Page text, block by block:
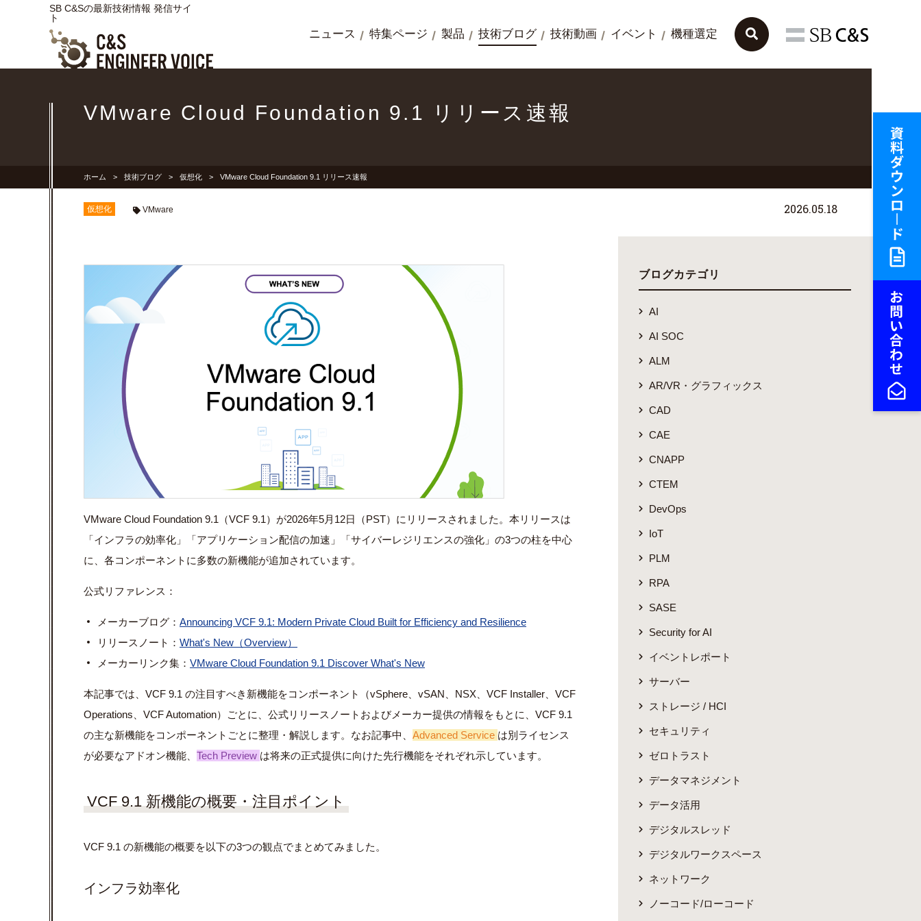
SB C&Sの最新技術情報 発信サイ
ト
ニュース 特集ページ 製品 技術ブログ 技術動画 イベント 機種選定
VMware Cloud Foundation 9.1 リリース速報
ホーム 技術ブログ 仮想化 VMware Cloud Foundation 9.1 リリース速報
仮想化 VMware 2026.05.18
VMware Cloud Foundation 9.1（VCF 9.1）が2026年5月12日（PST）にリリースされました。本リリースは
「インフラの効率化」「アプリケーション配信の加速」「サイバーレジリエンスの強化」の3つの柱を中心
に、各コンポーネントに多数の新機能が追加されています。
公式リファレンス：
メーカーブログ： Announcing VCF 9.1: Modern Private Cloud Built for Efficiency and Resilience
リリースノート： What's New（Overview）
メーカーリンク集： VMware Cloud Foundation 9.1 Discover What's New
本記事では、VCF 9.1 の注目すべき新機能をコンポーネント（vSphere、vSAN、NSX、VCF Installer、VCF
Operations、VCF Automation）ごとに、公式リリースノートおよびメーカー提供の情報をもとに、VCF 9.1
の主な新機能をコンポーネントごとに整理・解説します。なお記事中、 Advanced Service は別ライセンス
が必要なアドオン機能、 Tech Preview は将来の正式提供に向けた先行機能をそれぞれ示しています。
VCF 9.1 新機能の概要・注目ポイント
VCF 9.1 の新機能の概要を以下の3つの観点でまとめてみました。
インフラ効率化
ブログカテゴリ
AI
AI SOC
ALM
AR/VR・グラフィックス
CAD
CAE
CNAPP
CTEM
DevOps
IoT
PLM
RPA
SASE
Security for AI
イベントレポート
サーバー
ストレージ / HCI
セキュリティ
ゼロトラスト
データマネジメント
データ活用
デジタルスレッド
デジタルワークスペース
ネットワーク
ノーコード/ローコード